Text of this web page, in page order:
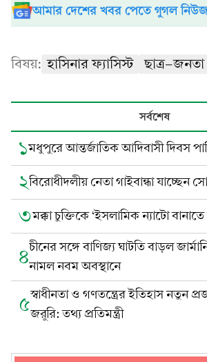
আমার দেশের খবর পেতে গুগল
বিষয়: হাসিনার ফ্যাসিস্ট ছাত্র-জনতা
সর্বশেষ
১মধুপুরে আন্তর্জাতিক আদিবাসী দিবস
২বিরোধীদলীয় নেতা গাইবান্ধা যাচ্ছেন
৩মক্কা চুক্তিকে ‘ইসলামিক ন্যাটো বানাতে
৪চীনের সঙ্গে বাণিজ্য ঘাটতি বাড়ল
নামল নবম অবস্থানে
৫স্বাধীনতা ও গণতন্ত্রের ইতিহাস নতুন
জরুরি: তথ্য প্রতিমন্ত্রী